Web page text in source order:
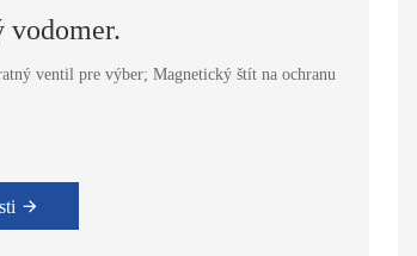
vodomer.
ventil pre výber; Magnetický štít na ochranu